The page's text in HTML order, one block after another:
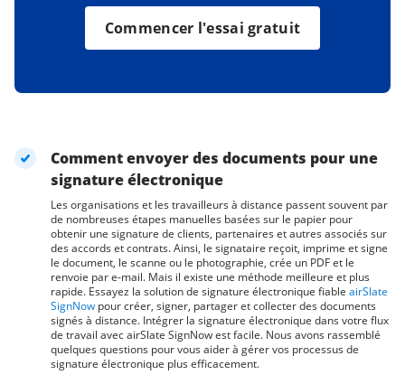
Commencer l'essai gratuit
Comment envoyer des documents pour une
signature électronique
Les organisations et les travailleurs à distance passent souvent par
de nombreuses étapes manuelles basées sur le papier pour
obtenir une signature de clients, partenaires et autres associés sur
des accords et contrats. Ainsi, le signataire reçoit, imprime et signe
le document, le scanne ou le photographie, crée un PDF et le
renvoie par e-mail. Mais il existe une méthode meilleure et plus
rapide. Essayez la solution de signature électronique fiable airSlate
SignNow pour créer, signer, partager et collecter des documents
signés à distance. Intégrer la signature électronique dans votre flux
de travail avec airSlate SignNow est facile. Nous avons rassemblé
quelques questions pour vous aider à gérer vos processus de
signature électronique plus efficacement.